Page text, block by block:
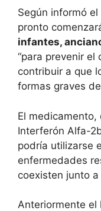
Según informó
pronto
infantes,
“para prevenir el
contribuir a que
formas graves
El medicamento,
Interferón Alfa-
podría utilizarse
enfermedades
coexisten junto
Anteriormente el